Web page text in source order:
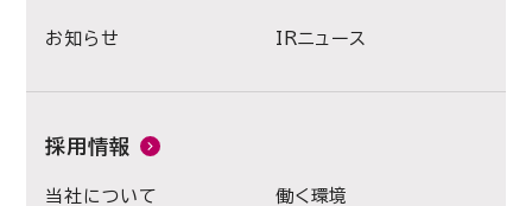
お知らせ IRニュース
採用情報
当社について 働く環境